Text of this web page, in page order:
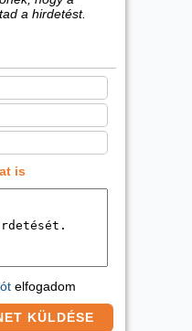
a hirdetést.
is
elfogadom
KÜLDÉSE